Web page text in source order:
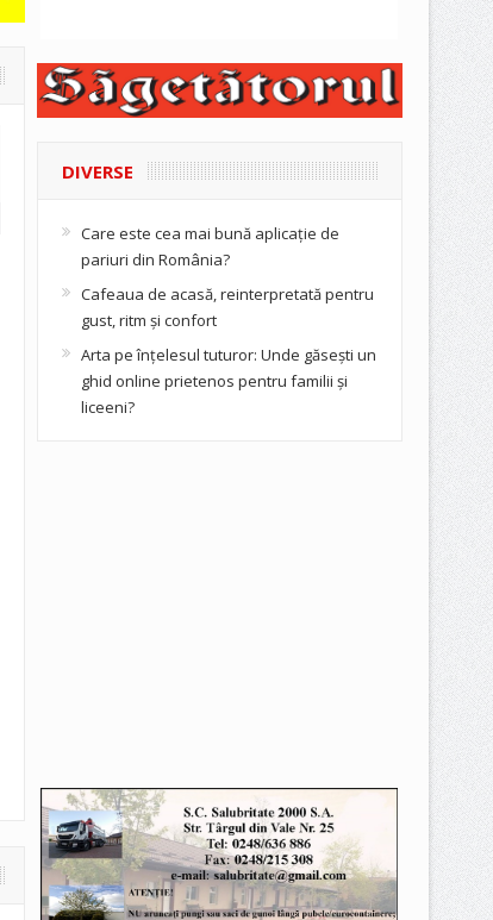
DIVERSE
Care este cea mai bună aplicație de
pariuri din România?
Cafeaua de acasă, reinterpretată pentru
gust, ritm și confort
Arta pe înțelesul tuturor: Unde găsești un
ghid online prietenos pentru familii și
liceeni?